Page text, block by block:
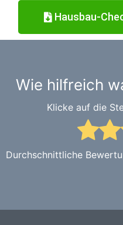
Hausbau-
Wie hilfreich
Klicke auf die
Durchschnittliche